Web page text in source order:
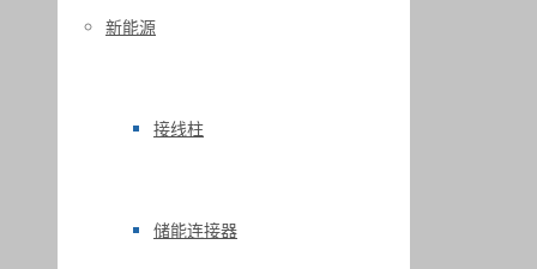
新能源
接线柱
储能连接器